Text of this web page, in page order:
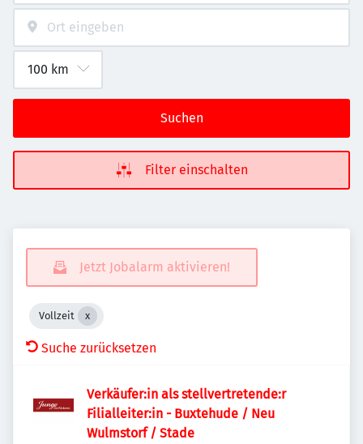
Suchen
Filter einschalten
Jetzt Jobalarm aktivieren!
Vollzeit
Suche zurücksetzen
Verkäufer:in als stellvertretende:r
Filialleiter:in - Buxtehude / Neu
Wulmstorf / Stade